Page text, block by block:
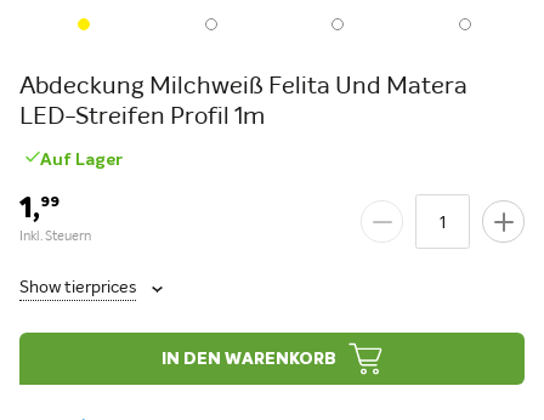
Abdeckung Milchweiß Felita Und Matera
LED-Streifen Profil 1m
Auf Lager
1,99
Show tierprices
IN DEN WARENKORB